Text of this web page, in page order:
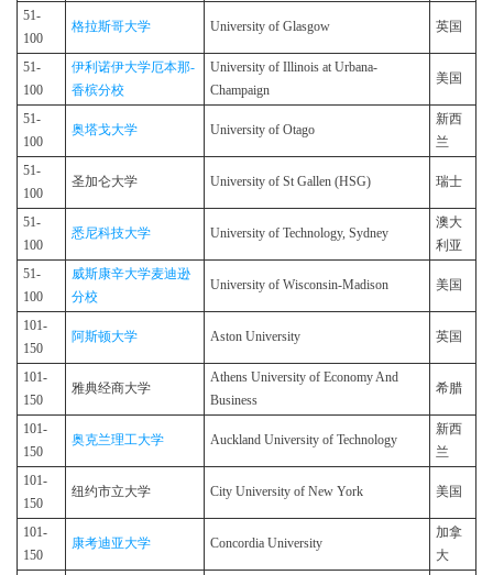
51-
100
格拉斯哥大学 University of Glasgow 英国
51-
100
伊利诺伊大学厄本那-
香槟分校
University of Illinois at Urbana-
Champaign
美国
51-
100
奥塔戈大学 University of Otago
新西
兰
51-
100
圣加仑大学 University of St Gallen (HSG) 瑞士
51-
100
悉尼科技大学 University of Technology, Sydney
澳大
利亚
51-
100
威斯康辛大学麦迪逊
分校
University of Wisconsin-Madison 美国
101-
150
阿斯顿大学 Aston University 英国
101-
150
雅典经商大学
Athens University of Economy And
Business
希腊
101-
150
奥克兰理工大学 Auckland University of Technology
新西
兰
101-
150
纽约市立大学 City University of New York 美国
101-
150
康考迪亚大学 Concordia University
加拿
大